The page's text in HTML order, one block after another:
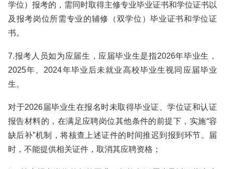
学位）报考的，需同时取得主修专业毕业证书和学位证书以
及报考岗位所需专业的辅修（双学位）毕业证书和学位证
书。
7.报考人员如为应届生，应届毕业生是指2026年毕业生，
2025年、2024年毕业后未就业高校毕业生视同应届毕业
生。
对于2026届毕业生在报名时未取得毕业证、学位证和认证
报告材料的，在满足应聘岗位其他条件的前提下，实施“容
缺后补”机制，将核查上述证件的时间推迟到报到环节。届
时，不能提供相关证件，取消其应聘资格；